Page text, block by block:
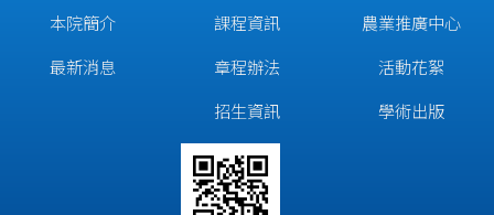
本院簡介
最新消息
課程資訊
章程辦法
招生資訊
農業推廣中心
活動花絮
學術出版